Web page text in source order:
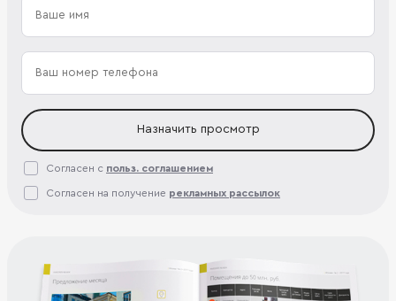
Назначить просмотр
Согласен с польз. соглашением
Согласен на получение рекламных рассылок